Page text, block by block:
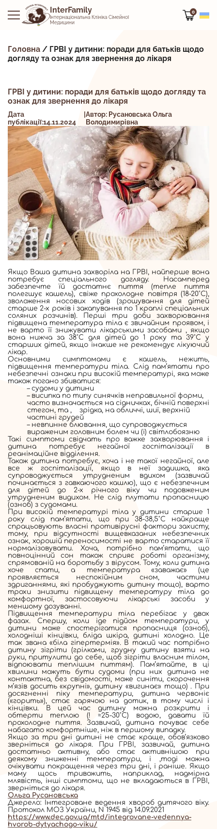
InterFamily
Інтернаціональна Клініка Сімейної
Медицини
0
Головна / ГРВІ у дитини: поради для батьків щодо
догляду та ознак для звернення до лікаря
ГРВІ у дитини: поради для батьків щодо догляду та
ознак для звернення до лікаря
Дата
публікації:14.11.2024
|Автор: Русановська Ольга
Володимирівна
Якщо Ваша дитина захворіла на ГРВІ, найперше вона
потребує спеціального догляду. Насамперед
забезпечте їй достатнє пиття (тепле пиття
полегшує кашель), свіже прохолодне повітря (18-20˚С),
зволоження носових ходів (зрошування для дітей
старше 2-х років і закапування по 1 краплі спеціальних
соляних розчинів). Перші три доби захворювання
підвищена температура тіла є звичайним проявом, і
не варто її знижувати лікарськими засобами , якщо
вона нижча за 38˚С для дітей до 1 року та 39˚С у
старших дітей, якщо інакше не рекомендує лікуючий
лікар.
Основними симптомами є кашель, нежить,
підвищення температури тіла. Слід пам’ятати про
небезпечні ознаки при високій температурі, яка може
також погано збиватися:
– судоми у дитини
– висипка по типу синячків неправильної форми,
часто визначається на сідничках, бічній поверхні
стегон, та , зрідка, на обличчі, шиї, верхній
частині грудей
– невпинне блювання, що супроводжується
вираженим головним болем чи (і) світлобоязню
Такі симптоми свідчать про важке захворювання і
дитина потребує негайної госпіталізації в
реанімаційне відділення.
Також дитина потребує, хоча і не такої негайної, але
все ж госпіталізації, якщо в неї задишка, яка
супроводжується утрудненим вдихом (зазвичай
починається з гавкаючого кашлю), що є небезпечним
для дітей до 2-х річного віку чи подовженим
утрудненим видихом. Не слід плутати пропасницю
(озноб) з судомами.
При високій температурі тіла у дитини старше 1
року слід пам’ятати, що при 38-38,5˚С найкраще
спрацьовують власні противірусні фактори захисту,
тому, при відсутності вищевказаних небезпечних
ознак, хорошій переносимості не варто старатися її
нормалізовувати. Хоча, потрібно пам’ятати, що
повноцінний сон також сприяє роботі організму,
спрямованій на боротьбу з вірусом. Тому, коли дитина
хоче спати, а температура «заважає» (це
проявляється неспокійним сном, частими
здриганнями, які пробуджують дитину тощо), варто
трохи знизити підвищену температуру тіла до
комфортної, застосовуючи лікарські засоби у
меншому дозуванні.
Підвищення температури тіла перебігає у двох
фазах. Спершу, коли іде підйом температури, у
дитини може спостерігатися пропасниця (озноб),
холодніші кінцівки, бліда шкіра, дитині холодно. Це
так звана «біла гіпертермія». В такий час потрібно
дитину зігріти (грілками, грудну дитину взяти на
руки, притулити до себе, щоб зігріти власним тілом,
відпоювати теплішим питтям). Пам’ятайте, в ці
хвилини можуть бути судоми (при них дитина не
контактна, без свідомості, може синіти, скорочення
м’язів досить «крупні», дитину «вигинає» тощо) . При
досягненні піку температури, дитина червоніє
(«горить»), стає гарячою на дотик, в тому числі і
кінцівки. В цей час дитину можна розкрити і
обтерти теплою (! ≈25-30˚С) водою, давати їй
прохолодне пиття. Зазвичай, дитина почуває себе
набагато комфортніше, ніж в першому випадку.
Якщо за три дні дитині не стає краще, обов’язково
зверніться до лікаря. При ГРВІ, зазвичай, дитина
достатньо активну, або стає активнішою при
деякому зниженні температури, і ,тоді можна
очікувати покращення через три дні, і раніше. Якщо
маму щось тривожить, наприклад, надмірна
млявість, інші симптоми, що не вкладаються в ГРВІ,
зверніться до лікаря.
Ольга Русановська
Джерело: Інтегроване ведення хвороб дитячого віку.
Протокол МОЗ України, N 1945 від 14.09.2021
https://www.dec.gov.ua/mtd/integrovane-vedennya-
hvorob-dytyachogo-viku/